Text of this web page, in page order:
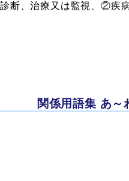
断、治療又は監視、②疾
関係用語集 あ～